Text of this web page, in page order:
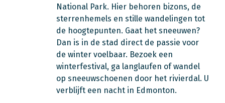
National Park. Hier behoren bizons, de
sterrenhemels en stille wandelingen tot
de hoogtepunten. Gaat het sneeuwen?
Dan is in de stad direct de passie voor
de winter voelbaar. Bezoek een
winterfestival, ga langlaufen of wandel
op sneeuwschoenen door het rivierdal. U
verblijft een nacht in Edmonton.